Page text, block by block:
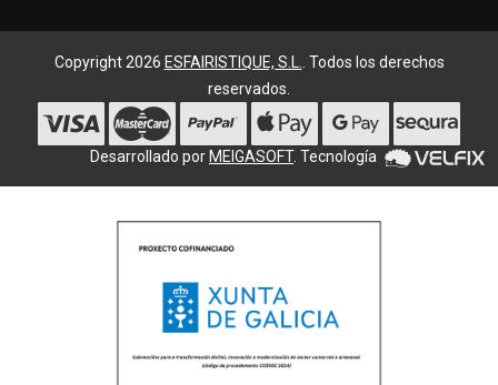
Copyright 2026 ESFAIRISTIQUE, S.L.. Todos los derechos
reservados.
Desarrollado por MEIGASOFT. Tecnología